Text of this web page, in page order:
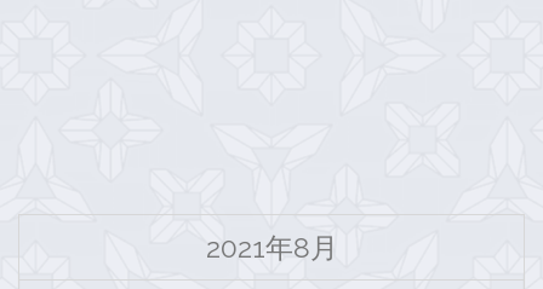
2021年8月